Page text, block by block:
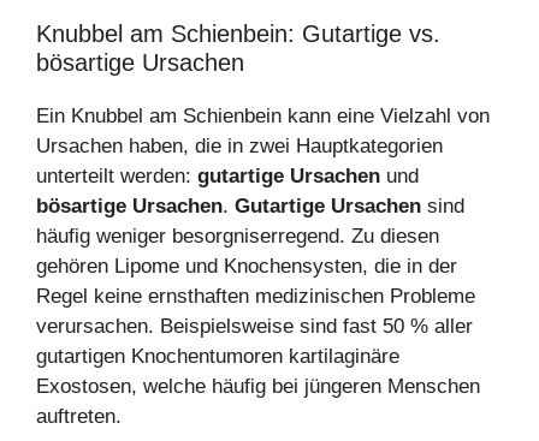
Knubbel am Schienbein: Gutartige vs.
bösartige Ursachen
Ein Knubbel am Schienbein kann eine Vielzahl von
Ursachen haben, die in zwei Hauptkategorien
unterteilt werden: gutartige Ursachen und
bösartige Ursachen. Gutartige Ursachen sind
häufig weniger besorgniserregend. Zu diesen
gehören Lipome und Knochensysten, die in der
Regel keine ernsthaften medizinischen Probleme
verursachen. Beispielsweise sind fast 50 % aller
gutartigen Knochentumoren kartilaginäre
Exostosen, welche häufig bei jüngeren Menschen
auftreten.